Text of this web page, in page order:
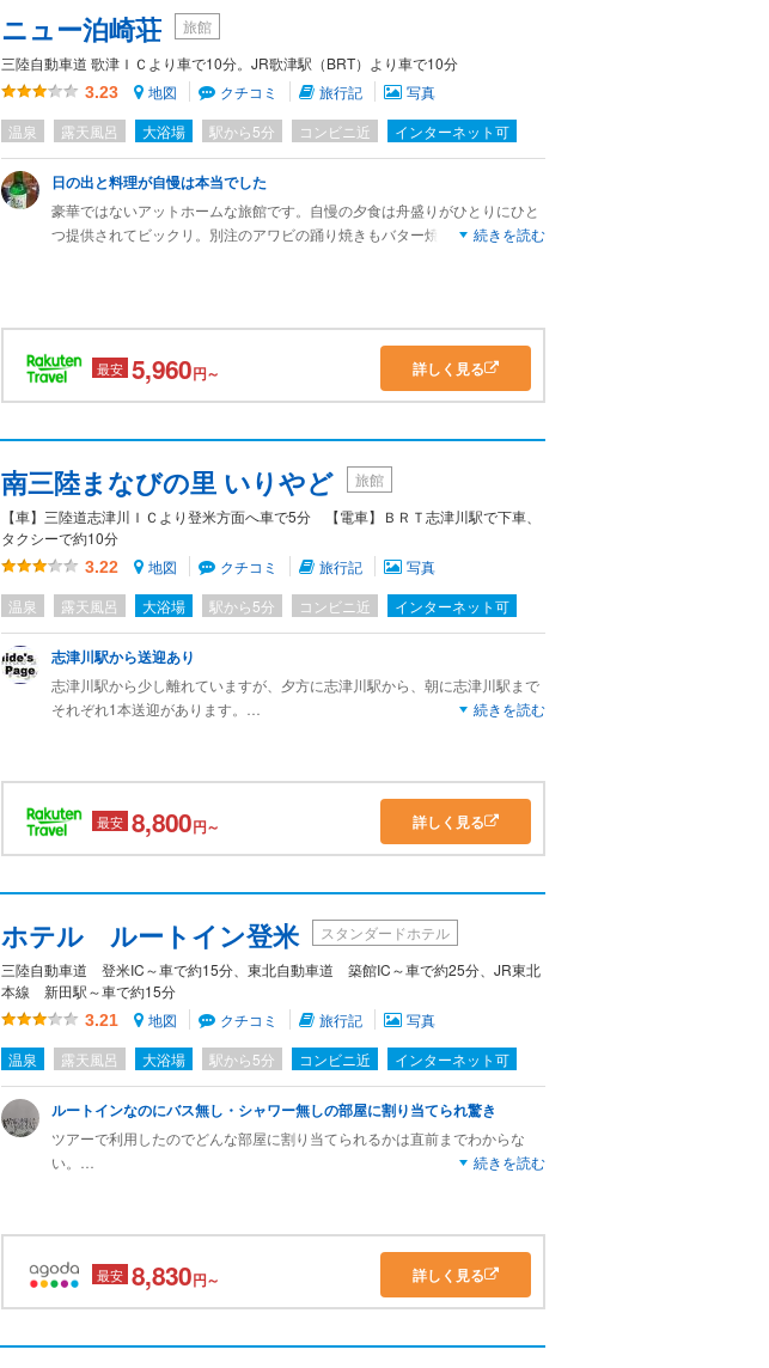
ニュー泊崎荘
旅館
三陸自動車道 歌津ＩＣより車で10分。JR歌津駅（BRT）より車で10分
3.23 地図 クチコミ 旅行記
写真
温泉
露天風呂 大浴場 駅から5分 コンビニ近 インターネット可
日の出と料理が自慢は本当でした
豪華ではないアットホームな旅館です。自慢の夕食は舟盛りがひとりにひと
つ提供されてビックリ。別注のアワビの踊り焼きもバター焼きで美味しくい
続きを読む
最安 5,960円～ 詳しく見る
南三陸まなびの里 いりやど
旅館
【車】三陸道志津川ＩＣより登米方面へ車で5分 【電車】ＢＲＴ志津川駅で下車、
タクシーで約10分
3.22 地図 クチコミ 旅行記
写真
温泉
露天風呂 大浴場 駅から5分 コンビニ近 インターネット可
志津川駅から送迎あり
志津川駅から少し離れていますが、夕方に志津川駅から、朝に志津川駅まで
それぞれ1本送迎があります。
送迎を利用できない場合には歩くと1時間くらいかかります。
続きを読む
最安 8,800円～ 詳しく見る
ホテル ルートイン登米
スタンダードホテル
三陸自動車道 登米IC～車で約15分、東北自動車道 築館IC～車で約25分、JR東北
本線 新田駅～車で約15分
3.21 地図 クチコミ 旅行記
写真
温泉
露天風呂 大浴場 駅から5分 コンビニ近 インターネット可
ルートインなのにバス無し・シャワー無しの部屋に割り当てられ驚き
ツアーで利用したのでどんな部屋に割り当てられるかは直前までわからな
い。
イベント終わって夜遅くの到着、ツアーバス2台分の客が狭い大浴場に集
中。
脱衣所も洗い場も空きがなく最悪でしたが、お湯は意外と気持ち良かった。
う。
続きを読む
最安 8,830円～ 詳しく見る